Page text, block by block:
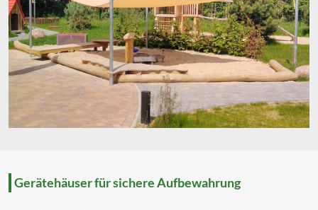
Gerätehäuser für sichere Aufbewahrung